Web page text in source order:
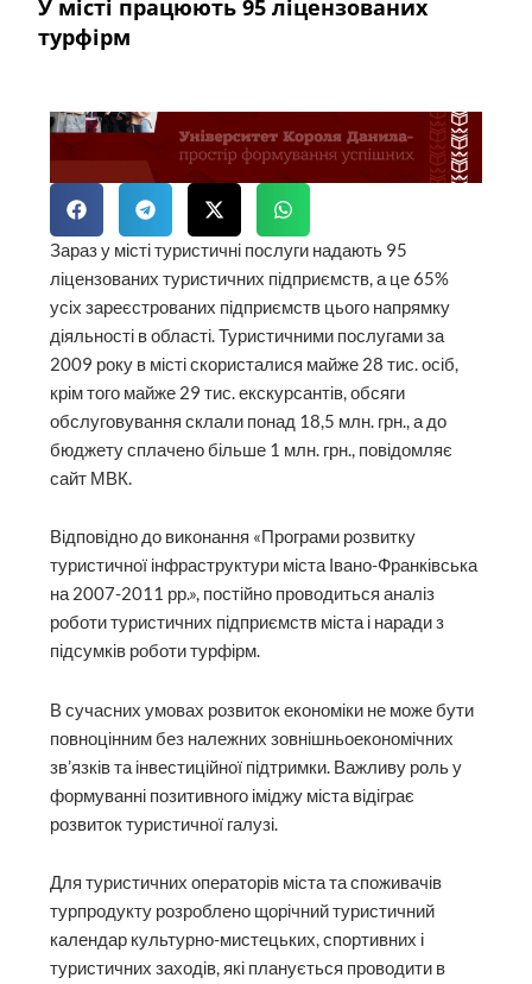
У місті працюють 95 ліцензованих
турфірм
Зараз у місті туристичні послуги надають 95
ліцензованих туристичних підприємств, а це 65%
усіх зареєстрованих підприємств цього напрямку
діяльності в області. Туристичними послугами за
2009 року в місті скористалися майже 28 тис. осіб,
крім того майже 29 тис. екскурсантів, обсяги
обслуговування склали понад 18,5 млн. грн., а до
бюджету сплачено більше 1 млн. грн., повідомляє
сайт МВК.
Відповідно до виконання «Програми розвитку
туристичної інфраструктури міста Івано-Франківська
на 2007-2011 рр.», постійно проводиться аналіз
роботи туристичних підприємств міста і наради з
підсумків роботи турфірм.
В сучасних умовах розвиток економіки не може бути
повноцінним без належних зовнішньоекономічних
зв’язків та інвестиційної підтримки. Важливу роль у
формуванні позитивного іміджу міста відіграє
розвиток туристичної галузі.
Для туристичних операторів міста та споживачів
турпродукту розроблено щорічний туристичний
календар культурно-мистецьких, спортивних і
туристичних заходів, які планується проводити в